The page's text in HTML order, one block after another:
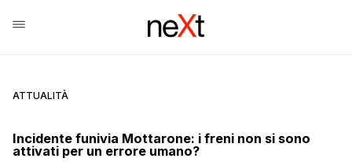
ATTUALITÀ
Incidente funivia Mottarone: i freni non si sono
attivati per un errore umano?